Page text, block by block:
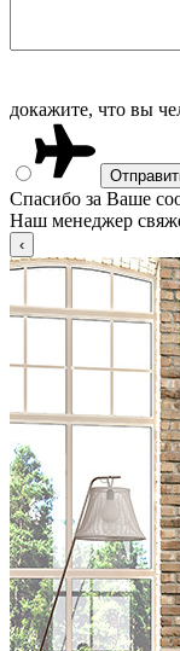
докажите, что вы
Спасибо за Ваше
Наш менеджер